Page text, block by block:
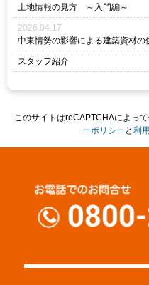
土地情報の見方 ～入門編～
2026.04.17
中東情勢の影響による建築資材の
スタッフ紹介
このサイトはreCAPTCHAによっ
ーポリシー と利